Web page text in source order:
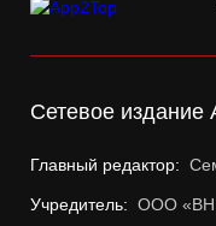
Сетевое издание
Главный редактор:
Учредитель: ООО «ВН